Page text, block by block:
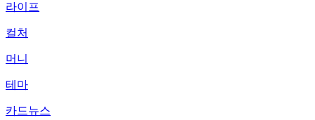
라이프
컬처
머니
테마
카드뉴스